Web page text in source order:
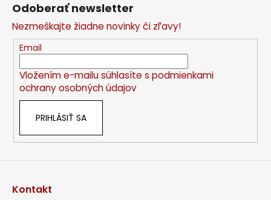
Odoberať newsletter
Nezmeškajte žiadne novinky či zľavy!
Email
Vložením e-mailu súhlasíte s podmienkami
ochrany osobných údajov
PRIHLÁSIŤ SA
Kontakt